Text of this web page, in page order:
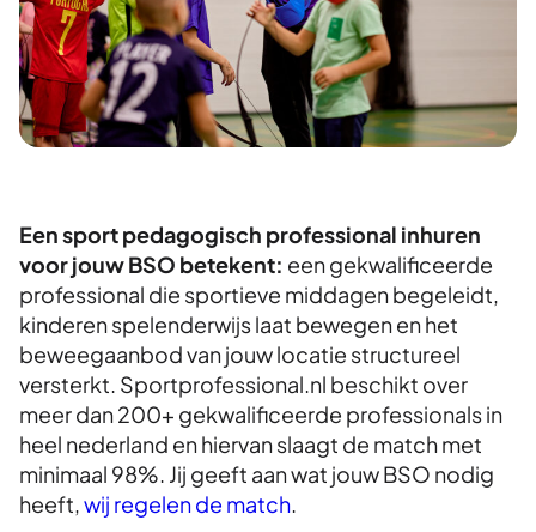
Een sport pedagogisch professional inhuren
voor jouw BSO betekent: een gekwalificeerde
professional die sportieve middagen begeleidt,
kinderen spelenderwijs laat bewegen en het
beweegaanbod van jouw locatie structureel
versterkt. Sportprofessional.nl beschikt over
meer dan 200+ gekwalificeerde professionals in
heel nederland en hiervan slaagt de match met
minimaal 98%. Jij geeft aan wat jouw BSO nodig
heeft,wij regelen de match.